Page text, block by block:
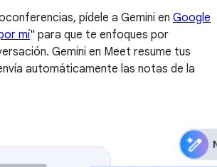
pídele a Gemini en Google
mí" para que te enfoques por
Gemini en Meet resume tus
automáticamente las notas de la